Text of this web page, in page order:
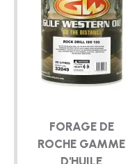
FORAGE DE
ROCHE GAMME
D'HUILE